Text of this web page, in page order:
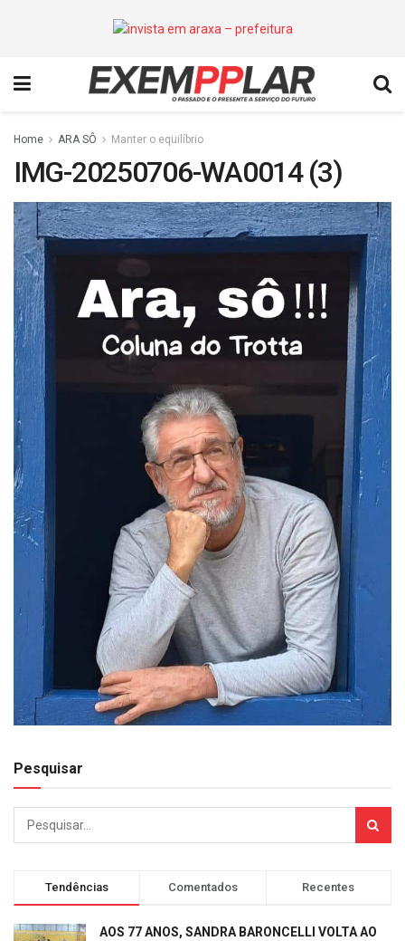
Home ARA SÔ Manter o equilíbrio
IMG-20250706-WA0014 (3)
Pesquisar
Tendências Comentados Recentes
AOS 77 ANOS, SANDRA BARONCELLI VOLTA AO